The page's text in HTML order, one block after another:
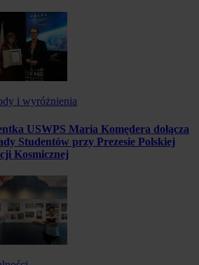
i wyróżnienia
USWPS Maria Komędera dołącza
Studentów przy Prezesie Polskiej
Kosmicznej